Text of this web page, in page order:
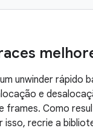
um unwinder
e
frames. Como
isso, recrie a